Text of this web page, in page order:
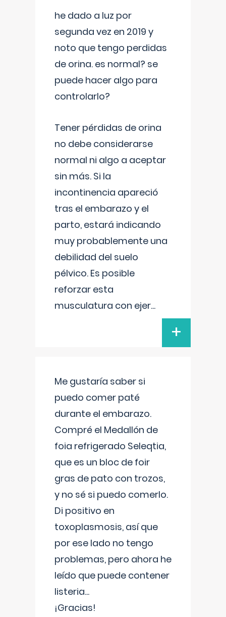
he dado a luz por
segunda vez en 2019 y
noto que tengo perdidas
de orina. es normal? se
puede hacer algo para
controlarlo?
Tener pérdidas de orina
no debe considerarse
normal ni algo a aceptar
sin más. Si la
incontinencia apareció
tras el embarazo y el
parto, estará indicando
muy probablemente una
debilidad del suelo
pélvico. Es posible
reforzar esta
musculatura con ejer...
+
Me gustaría saber si
puedo comer paté
durante el embarazo.
Compré el Medallón de
foia refrigerado Seleqtia,
que es un bloc de foir
gras de pato con trozos,
y no sé si puedo comerlo.
Di positivo en
toxoplasmosis, así que
por ese lado no tengo
problemas, pero ahora he
leído que puede contener
listeria...
¡Gracias!